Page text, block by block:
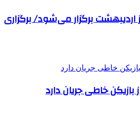
اردیبهشت برگزار می‌شود/ برگزاری
خاطی جریان دارد